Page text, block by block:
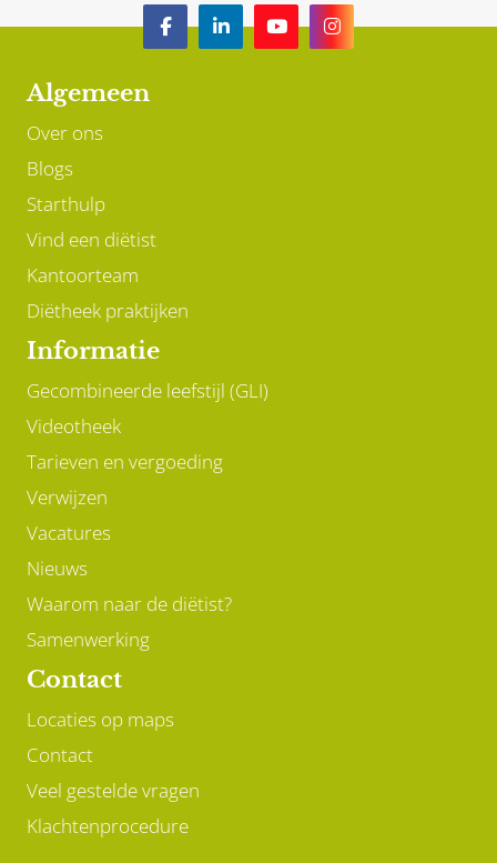
Algemeen
Over ons
Blogs
Starthulp
Vind een diëtist
Kantoorteam
Diëtheek praktijken
Informatie
Gecombineerde leefstijl (GLI)
Videotheek
Tarieven en vergoeding
Verwijzen
Vacatures
Nieuws
Waarom naar de diëtist?
Samenwerking
Contact
Locaties op maps
Contact
Veel gestelde vragen
Klachtenprocedure